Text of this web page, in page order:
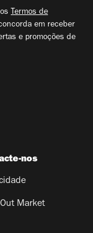
Termos de
em receber
e promoções de
nos
Market